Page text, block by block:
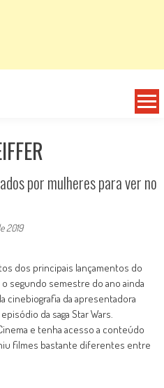
por mulheres para ver no
2019
dos principais lançamentos do
segundo semestre do ano ainda
cinebiografia da apresentadora
da saga Star Wars.
e tenha acesso a conteúdo
filmes bastante diferentes entre